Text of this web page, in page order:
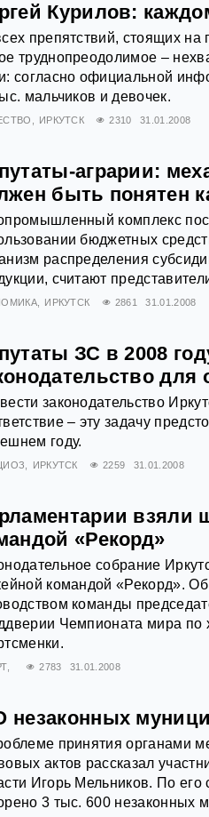
Курилов:
препятствий, стоящих на
труднопреодолимое –
согласно официальной
мальчиков и девочек.
ИРКУТСК 2310 31.01.2008
аграрии:
быть понятен
комплекс
бюджетных
распределения
считают
ИРКУТСК 2861 31.01.2008
ЗС в 2008
для
законодательство
– эту задачу
году.
ИРКУТСК 2259 31.01.2008
взяли
«Рекорд»
собрание
командой «Рекорд».
команды
Чемпионата мира по
2783 31.01.2008
незаконных
принятия органами
актов рассказал
Игорь Мельников. По
3 тыс. 600 незаконных